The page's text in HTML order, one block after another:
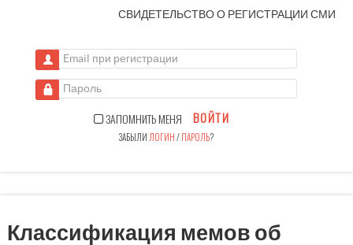
СВИДЕТЕЛЬСТВО О РЕГИСТРАЦИИСМИ
Email при регистрации
Пароль
ЗАПОМНИТЬ МЕНЯ ВОЙТИ
ЗАБЫЛИ ЛОГИН/ПАРОЛЬ?
Классификация мемов об